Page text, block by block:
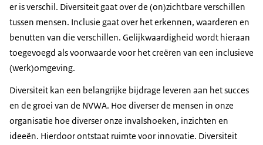
er is verschil. Diversiteit gaat over de (on)zichtbare verschillen
tussen mensen. Inclusie gaat over het erkennen, waarderen en
benutten van die verschillen. Gelijkwaardigheid wordt hieraan
toegevoegd als voorwaarde voor het creëren van een inclusieve
(werk)omgeving.
Diversiteit kan een belangrijke bijdrage leveren aan het succes
en de groei van de NVWA. Hoe diverser de mensen in onze
organisatie hoe diverser onze invalshoeken, inzichten en
ideeën. Hierdoor ontstaat ruimte voor innovatie. Diversiteit